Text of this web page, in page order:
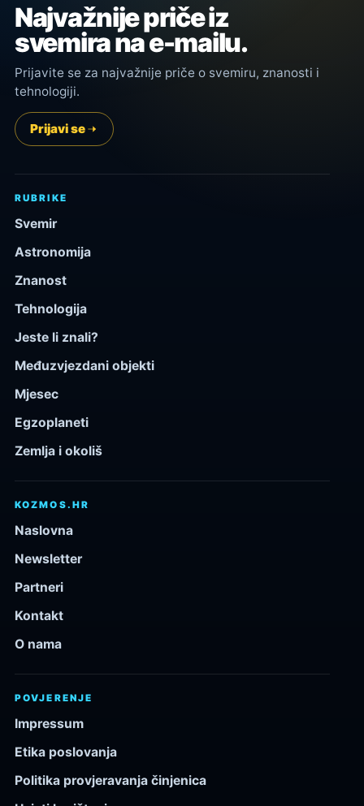
Najvažnije priče iz
svemira na e-mailu.
Prijavite se za najvažnije priče o svemiru, znanosti i
tehnologiji.
Prijavi se
RUBRIKE
Svemir
Astronomija
Znanost
Tehnologija
Jeste li znali?
Međuzvjezdani objekti
Mjesec
Egzoplaneti
Zemlja i okoliš
KOZMOS.HR
Naslovna
Newsletter
Partneri
Kontakt
O nama
POVJERENJE
Impressum
Etika poslovanja
Politika provjeravanja činjenica